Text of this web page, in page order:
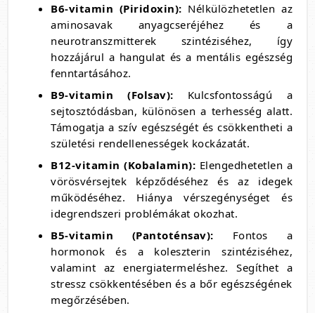
B6-vitamin (Piridoxin): Nélkülözhetetlen az
aminosavak anyagcseréjéhez és a
neurotranszmitterek szintéziséhez, így
hozzájárul a hangulat és a mentális egészség
fenntartásához.
B9-vitamin (Folsav): Kulcsfontosságú a
sejtosztódásban, különösen a terhesség alatt.
Támogatja a szív egészségét és csökkentheti a
születési rendellenességek kockázatát.
B12-vitamin (Kobalamin): Elengedhetetlen a
vörösvérsejtek képződéséhez és az idegek
működéséhez. Hiánya vérszegénységet és
idegrendszeri problémákat okozhat.
B5-vitamin (Pantoténsav): Fontos a
hormonok és a koleszterin szintéziséhez,
valamint az energiatermeléshez. Segíthet a
stressz csökkentésében és a bőr egészségének
megőrzésében.